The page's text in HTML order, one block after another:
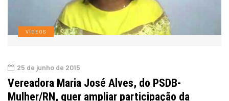
VÍDEOS
25 de junho de 2015
Vereadora Maria José Alves, do PSDB-
Mulher/RN, quer ampliar participação da